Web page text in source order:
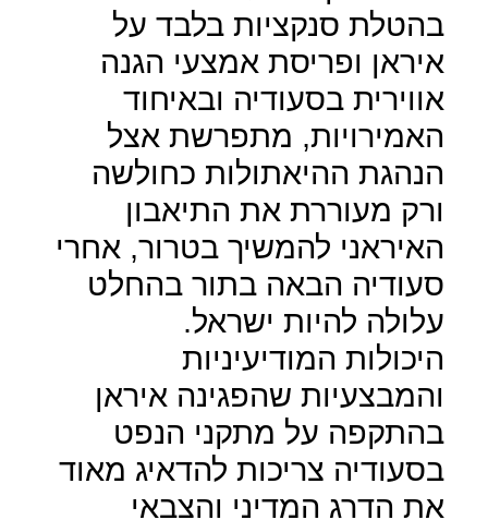
בהטלת סנקציות בלבד על
איראן ופריסת אמצעי הגנה
אווירית בסעודיה ובאיחוד
האמירויות, מתפרשת אצל
הנהגת ההיאתולות כחולשה
ורק מעוררת את התיאבון
האיראני להמשיך בטרור, אחרי
סעודיה הבאה בתור בהחלט
עלולה להיות ישראל.
היכולות המודיעיניות
והמבצעיות שהפגינה איראן
בהתקפה על מתקני הנפט
בסעודיה צריכות להדאיג מאוד
את הדרג המדיני והצבאי